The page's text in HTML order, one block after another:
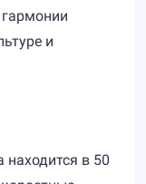
и
в 50